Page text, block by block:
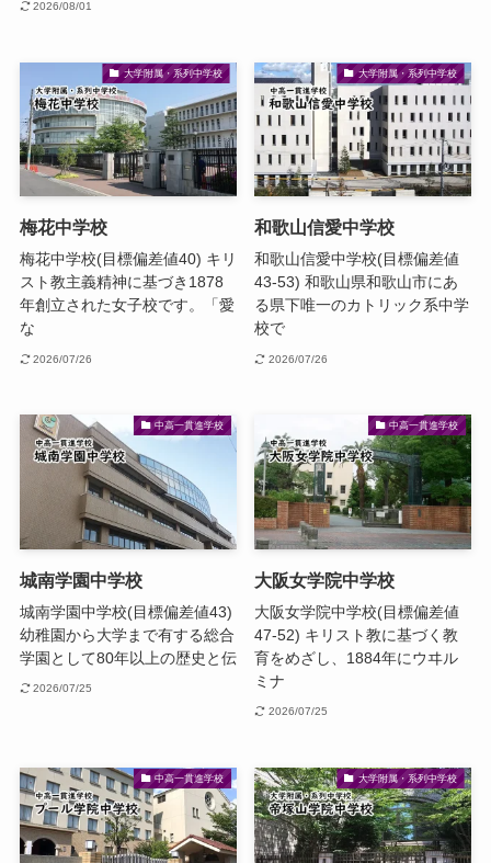
2026/08/01
大学附属・系列中学校
梅花中学校
梅花中学校(目標偏差値40) キリ
スト教主義精神に基づき1878
年創立された女子校です。「愛
な
2026/07/26
大学附属・系列中学校
和歌山信愛中学校
和歌山信愛中学校(目標偏差値
43-53) 和歌山県和歌山市にあ
る県下唯一のカトリック系中学
校で
2026/07/26
中高一貫進学校
城南学園中学校
城南学園中学校(目標偏差値43)
幼稚園から大学まで有する総合
学園として80年以上の歴史と伝
2026/07/25
中高一貫進学校
大阪女学院中学校
大阪女学院中学校(目標偏差値
47-52) キリスト教に基づく教
育をめざし、1884年にウヰル
ミナ
2026/07/25
中高一貫進学校 大学附属・系列中学校